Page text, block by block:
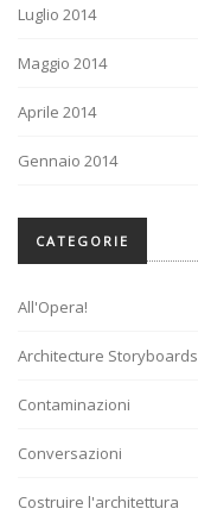
Luglio 2014
Maggio 2014
Aprile 2014
Gennaio 2014
CATEGORIE
All'Opera!
Architecture Storyboards
Contaminazioni
Conversazioni
Costruire l'architettura